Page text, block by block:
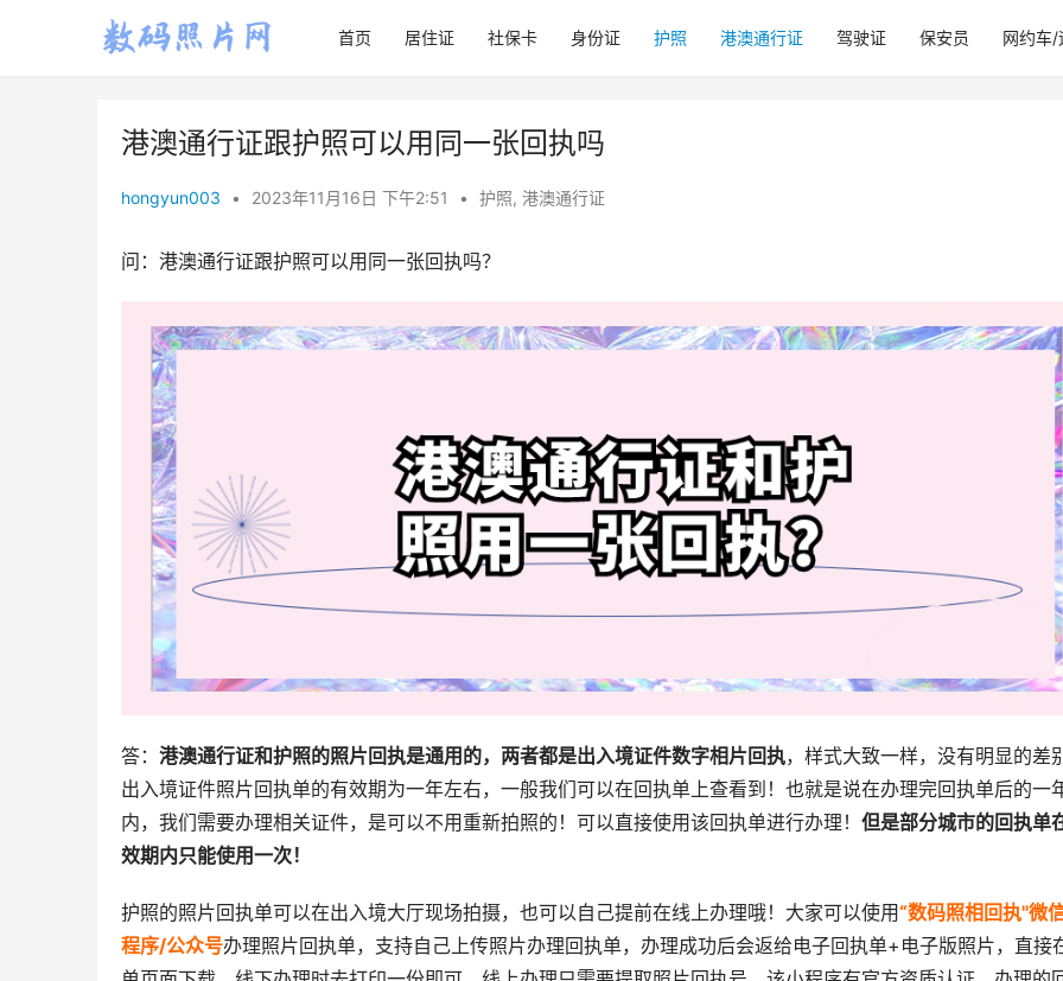
首页 居住证 社保卡 身份证 护照 港澳通行证 驾驶证 保安员 网约车/
港澳通行证跟护照可以用同一张回执吗
hongyun003 • 2023年11月16日 下午2:51 • 护照, 港澳通行证
问：港澳通行证跟护照可以用同一张回执吗？
答： 港澳通行证和护照的照片回执是通用的，两者都是出入境证件数字相片回执，样式大致一样，没有明显的差
出入境证件照片回执单的有效期为一年左右，一般我们可以在回执单上查看到！也就是说在办理完回执单后的一
内，我们需要办理相关证件，是可以不用重新拍照的！可以直接使用该回执单进行办理！ 但是部分城市的回执单
效期内只能使用一次！
护照的照片回执单可以在出入境大厅现场拍摄，也可以自己提前在线上办理哦！大家可以使用“数码照相回执"微
程序/公众号办理照片回执单，支持自己上传照片办理回执单，办理成功后会返给电子回执单+电子版照片，直接